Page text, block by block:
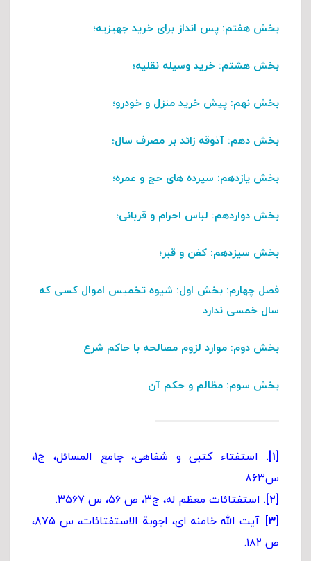
بخش هفتم: پس انداز برای خرید جهیزیه؛
بخش هشتم: خرید وسیله نقلیه؛
بخش نهم: پیش خرید منزل و خودرو؛
بخش دهم: آذوقه زائد بر مصرف سال؛
بخش یازدهم: سپرده های حج و عمره؛
بخش دواردهم: لباس احرام و قربانی؛
بخش سیزدهم: کفن و قبر؛
فصل چهارم:بخش اول: شیوه تخمیس اموال کسی که
سال خمسی ندارد
بخش دوم: موارد لزوم مصالحه با حاکم شرع
بخش سوم: مظالم و حکم آن
[۱]
. استفتاء کتبی و شفاهی، جامع المسائل، ج۱،
س۸۶۳.
[۲]
. استفتائات معظم له، ج۳، ص ۵۶، س ۳۵۶۷.
[۳]
. آیت الله خامنه ای، اجوبة الاستفتائات، س ۸۷۵،
ص ۱۸۲.